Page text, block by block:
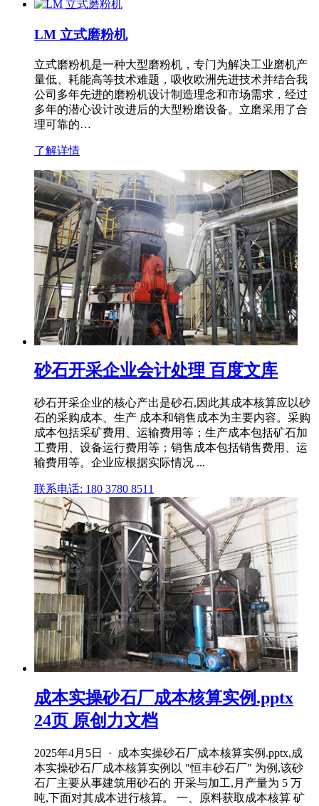
LM 立式磨粉机
立式磨粉机是一种大型磨粉机，专门为解决工业磨机产
量低、耗能高等技术难题，吸收欧洲先进技术并结合我
公司多年先进的磨粉机设计制造理念和市场需求，经过
多年的潜心设计改进后的大型粉磨设备。立磨采用了合
理可靠的…
了解详情
砂石开采企业会计处理 百度文库
砂石开采企业的核心产出是砂石,因此其成本核算应以砂
石的采购成本、生产 成本和销售成本为主要内容。采购
成本包括采矿费用、运输费用等；生产成本包括矿石加
工费用、设备运行费用等；销售成本包括销售费用、运
输费用等。企业应根据实际情况 ...
联系电话: 180 3780 8511
成本实操砂石厂成本核算实例.pptx
24页 原创力文档
2025年4月5日 · 成本实操砂石厂成本核算实例.pptx,成
本实操砂石厂成本核算实例以 "恒丰砂石厂" 为例,该砂
石厂主要从事建筑用砂石的 开采与加工,月产量为 5 万
吨,下面对其成本进行核算。 一、原料获取成本核算 矿